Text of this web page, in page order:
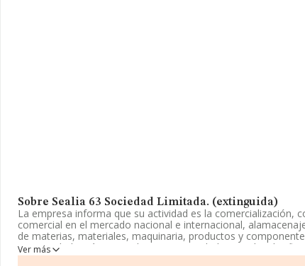
Sobre Sealia 63 Sociedad Limitada. (extinguida)
La empresa informa que su actividad es la comercialización,
comercial en el mercado nacional e internacional,
de materias, materiales, maquinaria, productos y
La sociedad está registrada como Sociedad Limitada. Clasifica
'%cnae%', código 4682. La empresa no tiene actividad en
Ver más